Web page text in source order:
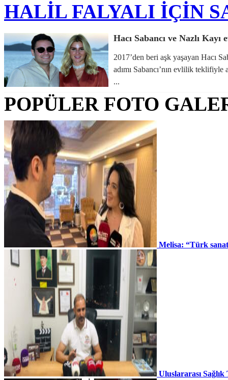
HALİL FALYALI İÇİN
Hacı Sabancı ve Nazlı Kayı
2017’den beri aşk yaşayan Hacı
adımı Sabancı’nın evlilik teklifiyle
...
POPÜLER FOTO
Melisa: “Türk
Uluslararası